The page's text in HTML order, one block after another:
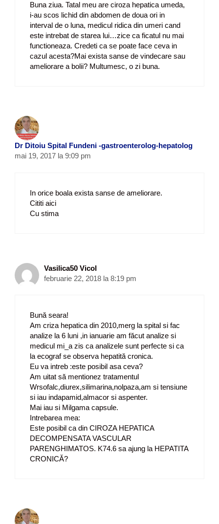
Buna ziua. Tatal meu are ciroza hepatica umeda,
i-au scos lichid din abdomen de doua ori in
interval de o luna, medicul ridica din umeri cand
este intrebat de starea lui…zice ca ficatul nu mai
functioneaza. Credeti ca se poate face ceva in
cazul acesta?Mai exista sanse de vindecare sau
ameliorare a bolii? Multumesc, o zi buna.
Dr Ditoiu Spital Fundeni -gastroenterolog-hepatolog
mai 19, 2017 la 9:09 pm
In orice boala exista sanse de ameliorare.
Cititi aici
Cu stima
Vasilica50 Vicol
februarie 22, 2018 la 8:19 pm
Bună seara!
Am criza hepatica din 2010,merg la spital si fac
analize la 6 luni ,in ianuarie am făcut analize si
medicul mi_a zis ca analizele sunt perfecte si ca
la ecograf se observa hepatită cronica.
Eu va intreb :este posibil asa ceva?
Am uitat să mentionez tratamentul
Wrsofalc,diurex,silimarina,nolpaza,am si tensiune
si iau indapamid,almacor si aspenter.
Mai iau si Milgama capsule.
Intrebarea mea:
Este posibil ca din CIROZA HEPATICA
DECOMPENSATA VASCULAR
PARENGHIMATOS. K74.6 sa ajung la HEPATITA
CRONICĂ?